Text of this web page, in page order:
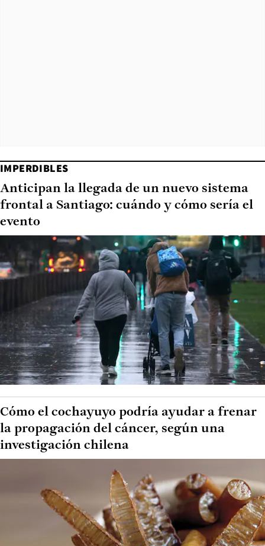
IMPERDIBLES
Anticipan la llegada de un nuevo sistema
frontal a Santiago: cuándo y cómo sería el
evento
Cómo el cochayuyo podría ayudar a frenar
la propagación del cáncer, según una
investigación chilena